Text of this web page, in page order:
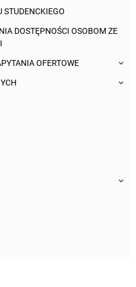
STUDENCKIEGO
DOSTĘPNOŚCI OSOBOM ZE
OFERTOWE